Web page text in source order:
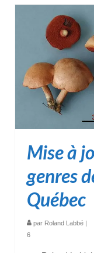
Mise à
genres
Québec
par Roland Labbé |
6